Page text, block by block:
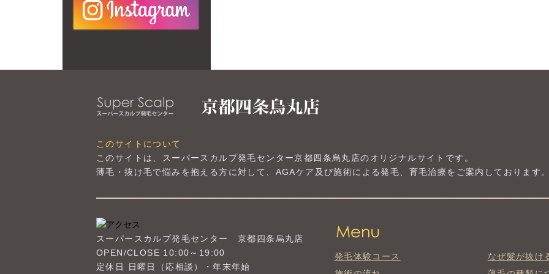
このサイトについて
このサイトは、スーパースカルプ発毛センター京都四条烏丸店のオリジナルサイトです。
薄毛・抜け毛で悩みを抱える方に対して、AGAケア及び施術による発毛、育毛治療をご案内しております。
スーパースカルプ発毛センター 京都四条烏丸店
OPEN/CLOSE 10:00～19:00
定休日 日曜日（応相談）・年末年始
発毛体験コース
なぜ髪が抜け